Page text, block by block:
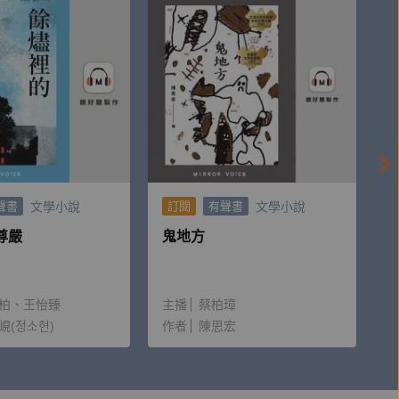
書 文學小說
嚴
王怡臻
(정소현)
訂閱 有聲書 文學小說
鬼地方
主播
蔡柏璋
作者
陳思宏